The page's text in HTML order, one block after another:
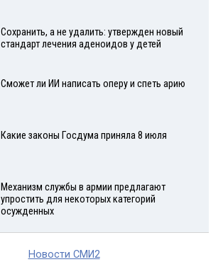
Сохранить, а не удалить: утвержден новый
стандарт лечения аденоидов у детей
Сможет ли ИИ написать оперу и спеть арию
Какие законы Госдума приняла 8 июля
Механизм службы в армии предлагают
упростить для некоторых категорий
осужденных
Новости СМИ2